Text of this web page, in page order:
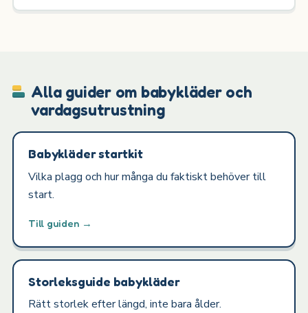
Alla guider om babykläder och
vardagsutrustning
Babykläder startkit
Vilka plagg och hur många du faktiskt behöver till
start.
Till guiden →
Storleksguide babykläder
Rätt storlek efter längd, inte bara ålder.